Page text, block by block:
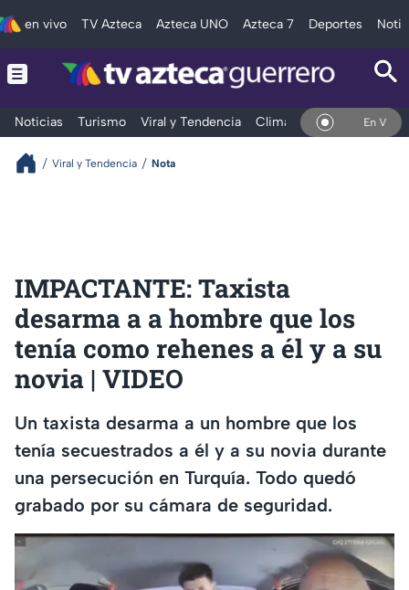
en vivo TV Azteca Azteca UNO Azteca 7 Deportes
Noticias Turismo Viral y Tendencia Clima Deportes En Vivo
Viral y Tendencia Nota
IMPACTANTE: Taxista
desarma a a hombre que los
tenía como rehenes a él y a su
novia | VIDEO
Un taxista desarma a un hombre que los
tenía secuestrados a él y a su novia durante
una persecución en Turquía. Todo quedó
grabado por su cámara de seguridad.